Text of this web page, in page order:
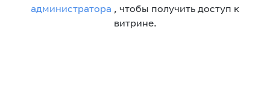
администратора , чтобы получить доступ к
витрине.